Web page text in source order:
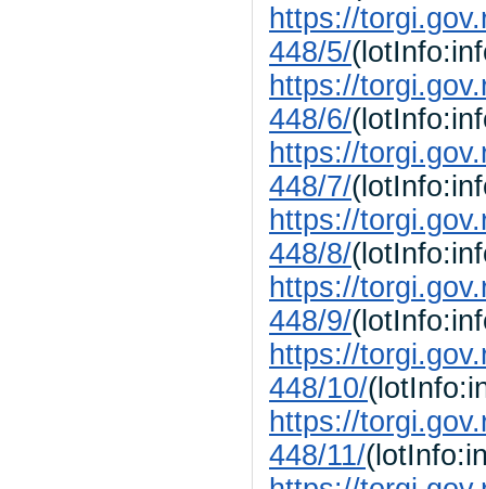
https://
448/5/
https://
448/6/
https://
448/7/
https://
448/8/
https://
448/9/
https://
448/10/
https://
448/11/